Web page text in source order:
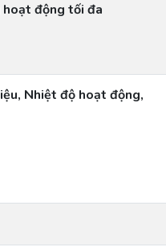
động tối đa
Nhiệt độ hoạt động,